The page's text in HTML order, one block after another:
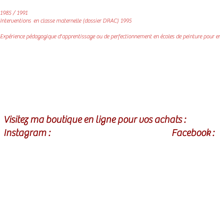
1985 / 1991
Interventions en classe maternelle (dossier DRAC) 1995
Expérience pédagogique d'apprentissage ou de perfectionnement en écoles de peinture pour
Visitez ma boutique en ligne pour vos achats :
Instagram :
Facebook :